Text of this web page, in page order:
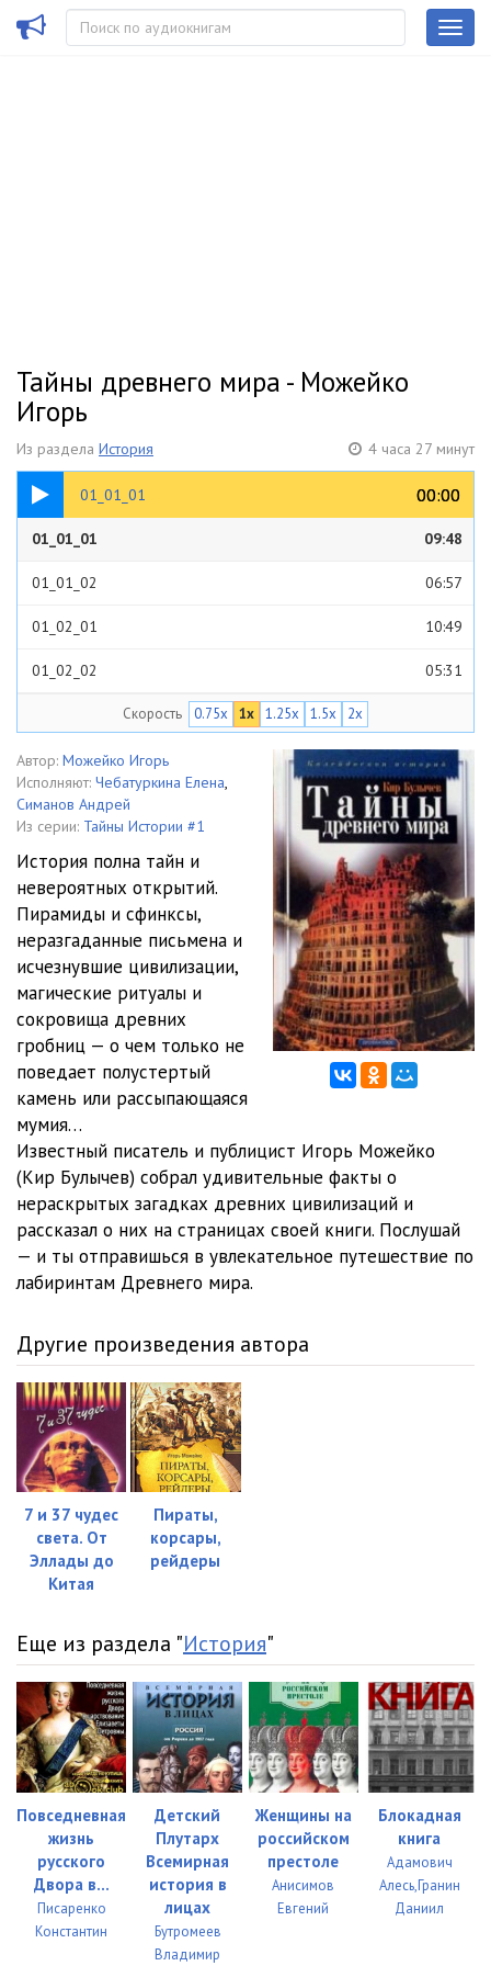
Тайны древнего мира - Можейко
Игорь
Из раздела История 4 часа 27 минут
01_01_01 00:00
00:00
09:48
01_01_01 09:48
01_01_02 06:57
01_02_01 10:49
01_02_02 05:31
01_04_01 08:57
01_04_02 06:29
09:54
01_06_01 08:21
01_06_02 08:26
01_06_03 05:52
01_07_01 09:47
01_07_02
01_08_01
01_09_01 07:20
01_09_02
01_10_01 10:15
01_10_02
01_11_01 09:16
01_11_02
01_12_01
01_12_02
01_13_01
01_13_02
01_14_01
01_15_01 08:42
01_15_02 07:14
01_16_01 09:04
01_16_02 05:10
01_16_03 04:41
01_17_01
01_17_02
Скорость 0.75x 1x 1.25x 1.5x 2x
Автор: Можейко Игорь
Исполняют: Чебатуркина Елена,
Симанов Андрей
Из серии: Тайны Истории #1
История полна тайн и
невероятных открытий.
Пирамиды и сфинксы,
неразгаданные письмена и
исчезнувшие цивилизации,
магические ритуалы и
сокровища древних
гробниц — о чем только не
поведает полустертый
камень или рассыпающаяся
мумия…
Известный писатель и публицист Игорь Можейко
(Кир Булычев) собрал удивительные факты о
нераскрытых загадках древних цивилизаций и
рассказал о них на страницах своей книги. Послушай
— и ты отправишься в увлекательное путешествие по
лабиринтам Древнего мира.
Другие произведения автора
7 и 37 чудес
света. От
Эллады до
Китая
Пираты,
корсары,
рейдеры
Еще из раздела "История"
Повседневная
жизнь
русского
Двора в...
Писаренко
Константин
Детский
Плутарх
Всемирная
история в
лицах
Бутромеев
Владимир
Женщины на
российском
престоле
Анисимов
Евгений
Блокадная
книга
Адамович
Алесь,Гранин
Даниил